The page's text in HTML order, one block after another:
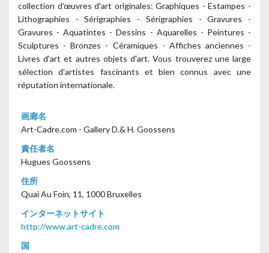
collection d'œuvres d'art originales: Graphiques - Estampes -
Lithographies - Sérigraphies - Sérigraphies - Gravures -
Gravures - Aquatintes - Dessins - Aquarelles - Peintures -
Sculptures - Bronzes - Céramiques - Affiches anciennes -
Livres d'art et autres objets d'art. Vous trouverez une large
sélection d'artistes fascinants et bien connus avec une
réputation internationale.
画廊名
Art-Cadre.com - Gallery D.& H. Goossens
責任者名
Hugues Goossens
住所
Quai Au Foin, 11, 1000 Bruxelles
インターネットサイト
http://www.art-cadre.com
国